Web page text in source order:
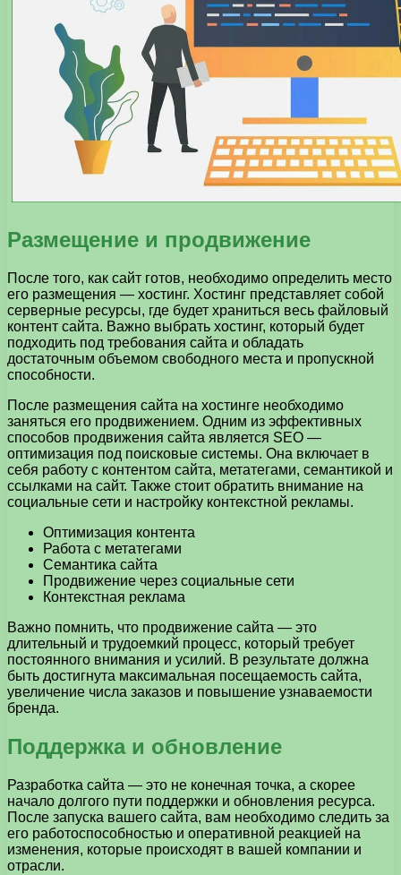
Размещение и продвижение
После того, как сайт готов, необходимо определить место
его размещения — хостинг. Хостинг представляет собой
серверные ресурсы, где будет храниться весь файловый
контент сайта. Важно выбрать хостинг, который будет
подходить под требования сайта и обладать
достаточным объемом свободного места и пропускной
способности.
После размещения сайта на хостинге необходимо
заняться его продвижением. Одним из эффективных
способов продвижения сайта является SEO —
оптимизация под поисковые системы. Она включает в
себя работу с контентом сайта, метатегами, семантикой и
ссылками на сайт. Также стоит обратить внимание на
социальные сети и настройку контекстной рекламы.
Оптимизация контента
Работа с метатегами
Семантика сайта
Продвижение через социальные сети
Контекстная реклама
Важно помнить, что продвижение сайта — это
длительный и трудоемкий процесс, который требует
постоянного внимания и усилий. В результате должна
быть достигнута максимальная посещаемость сайта,
увеличение числа заказов и повышение узнаваемости
бренда.
Поддержка и обновление
Разработка сайта — это не конечная точка, а скорее
начало долгого пути поддержки и обновления ресурса.
После запуска вашего сайта, вам необходимо следить за
его работоспособностью и оперативной реакцией на
изменения, которые происходят в вашей компании и
отрасли.